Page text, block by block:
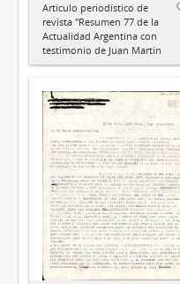
Artículo periodístico de
revista "Resumen 77 de la
Actualidad Argentina con
testimonio de Juan Martín